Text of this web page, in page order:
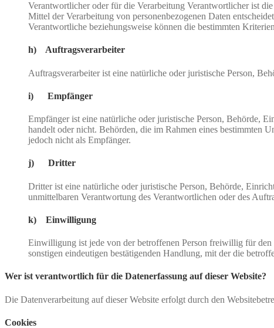
Verantwortlicher oder für die Verarbeitung Verantwortlicher ist
Mittel der Verarbeitung von personenbezogenen Daten
Verantwortliche beziehungsweise können die bestimmten
h) Auftragsverarbeiter
Auftragsverarbeiter ist eine natürliche oder juristische Person,
i) Empfänger
Empfänger ist eine natürliche oder juristische Person, Behörde,
handelt oder nicht. Behörden, die im Rahmen eines bestimmten
jedoch nicht als Empfänger.
j) Dritter
Dritter ist eine natürliche oder juristische Person, Behörde,
unmittelbaren Verantwortung des Verantwortlichen oder des
k) Einwilligung
Einwilligung ist jede von der betroffenen Person freiwillig für
sonstigen eindeutigen bestätigenden Handlung, mit der die
Wer ist verantwortlich für die Datenerfassung auf dieser Website?
Die Datenverarbeitung auf dieser Website erfolgt durch den
Cookies